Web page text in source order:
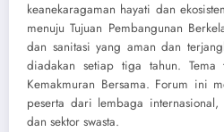
keanekaragaman hayati dan
menuju Tujuan Pembangunan
dan sanitasi yang aman dan
diadakan setiap tiga tahun.
Kemakmuran Bersama. Forum ini
peserta dari lembaga
dan sektor swasta.